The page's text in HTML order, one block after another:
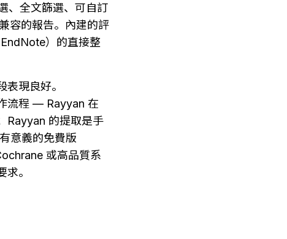
、全文篩選、可自訂
容的報告。內建的評
）的直接整
現良好。
流程 — Rayyan 在
Rayyan 的提取是手
意義的免費版
或高品質系
。